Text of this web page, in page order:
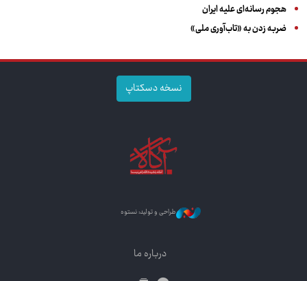
هجوم رسانه‌ای علیه ایران
ضربه زدن به «تاب‌آوری ملی»
نسخه دسکتاپ
طراحی و تولید: نستوه
درباره ما